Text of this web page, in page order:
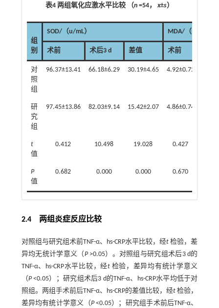
表4 两组氧化应激水平比较 （n=54， x±s）
组
别
SOD/（u/mL） MDA/（mmol/L
术前 术后3 d 差值 术前
对
照
组
96.37±13.41 66.18±6.29 30.19±4.65 4.92±0.72
研
究
组
97.45±13.86 82.03±9.14 15.42±2.07 4.86±0.74
t
值
0.412 10.498 19.028 0.427
P
值
0.682 0.000 0.000 0.670
2.4 两组炎症反应比较
对照组与研究组术前TNF-α、hs-CRP水平比较，经t 检验，差
异均无统计学意义（P>0.05）。对照组与研究组术后3 d的
TNF-α、hs-CRP水平比较，经t检验，差异均有统计学意义
（P<0.05）；研究组术后3 d的TNF-α、hs-CRP水平均低于对
照组。两组手术前后TNF-α、hs-CRP的差值比较，经t 检验，
差异均有统计学意义（P<0.05）；研究组手术前后TNF-α、